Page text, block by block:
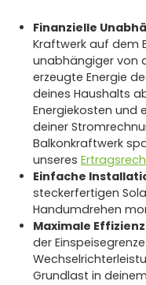
Finanzielle
Kraftwerk auf dem
unabhängiger von
erzeugte Energie
deines Haushalts
Energiekosten und
deiner
Balkonkraftwerk
unseres
Einfache
steckerfertigen
Handumdrehen
Maximale
der
Grundlast in